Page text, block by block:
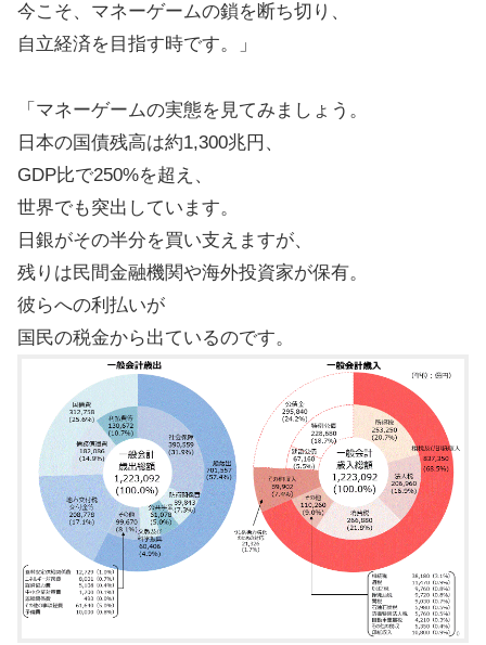
今こそ、マネーゲームの鎖を断ち切り、
自立経済を目指す時です。」
「マネーゲームの実態を見てみましょう。
日本の国債残高は約1,300兆円、
GDP比で250%を超え、
世界でも突出しています。
日銀がその半分を買い支えますが、
残りは民間金融機関や海外投資家が保有。
彼らへの利払いが
国民の税金から出ているのです。